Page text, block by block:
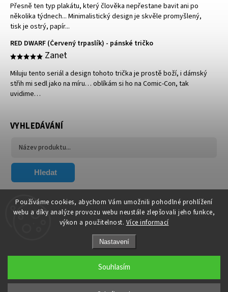
Používáme cookies, abychom Vám umožnili pohodlné prohlížení
webu a díky analýze provozu webu neustále zlepšovali jeho funkce,
výkon a použitelnost. Více informací
Nastavení
Souhlasím
Přesně ten typ plakátu, který člověka nepřestane bavit ani po
několika týdnech... Minimalistický design je skvěle promyšlený,
tisk je ostrý, papír...
RED DWARF (Červený trpaslík) - pánské tričko
Zanet
Miluju tento seriál a design tohoto trička je prostě boží, i dámský
střih mi sedl jako na míru… oblíkám si ho na Comic-Con, tak
uvidime…
VYHLEDÁVÁNÍ
Hledat
FACEBOOK
Upravit nastavení cookies